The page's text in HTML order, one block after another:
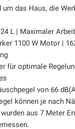
um das Haus, die
L | Maximaler
1100 W Motor |
für optimale
von 66
können je nach
aus 7 Meter